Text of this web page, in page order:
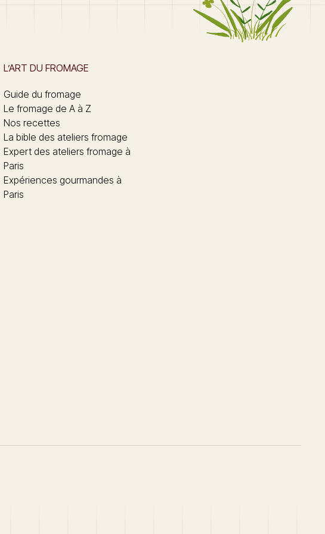
L’ART DU FROMAGE
Guide du fromage
Le fromage de A à Z
Nos recettes
La bible des ateliers fromage
Expert des ateliers fromage à
Paris
Expériences gourmandes à
Paris